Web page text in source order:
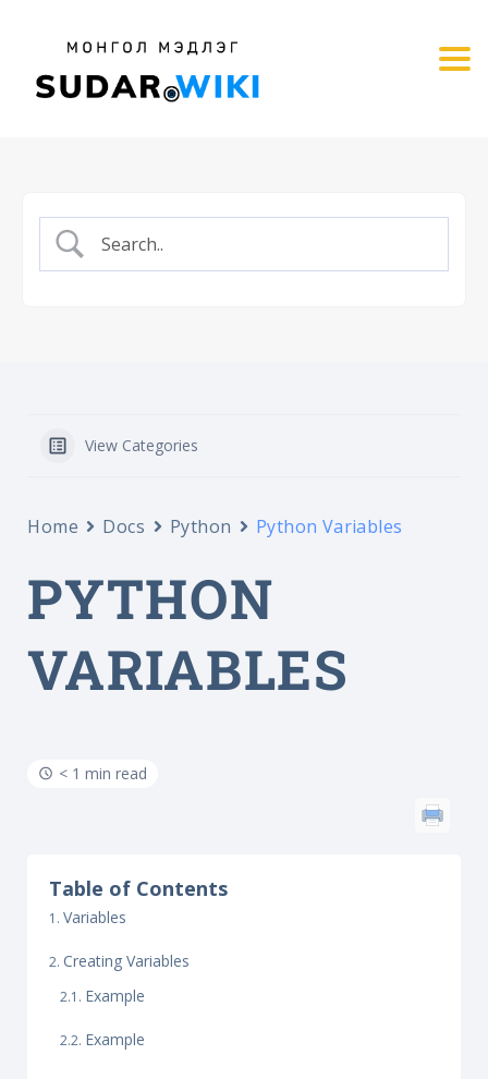
View Categories
Home Docs Python Python Variables
PYTHON
VARIABLES
< 1 min read
Table of Contents
Variables
Creating Variables
Example
Example